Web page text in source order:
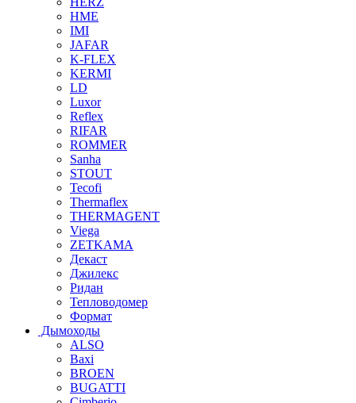
HME
IMI
JAFAR
K-FLEX
KERMI
LD
Luxor
Reflex
RIFAR
ROMMER
Sanha
STOUT
Tecofi
Thermaflex
THERMAGENT
Viega
ZETKAMA
Декаст
Джилекс
Ридан
Тепловодомер
Формат
Дымоходы
ALSO
Baxi
BROEN
BUGATTI